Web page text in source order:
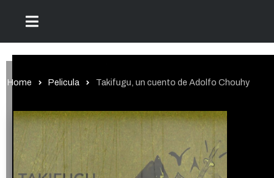
Home Pelicula Takifugu, un cuento de Adolfo Chouhy